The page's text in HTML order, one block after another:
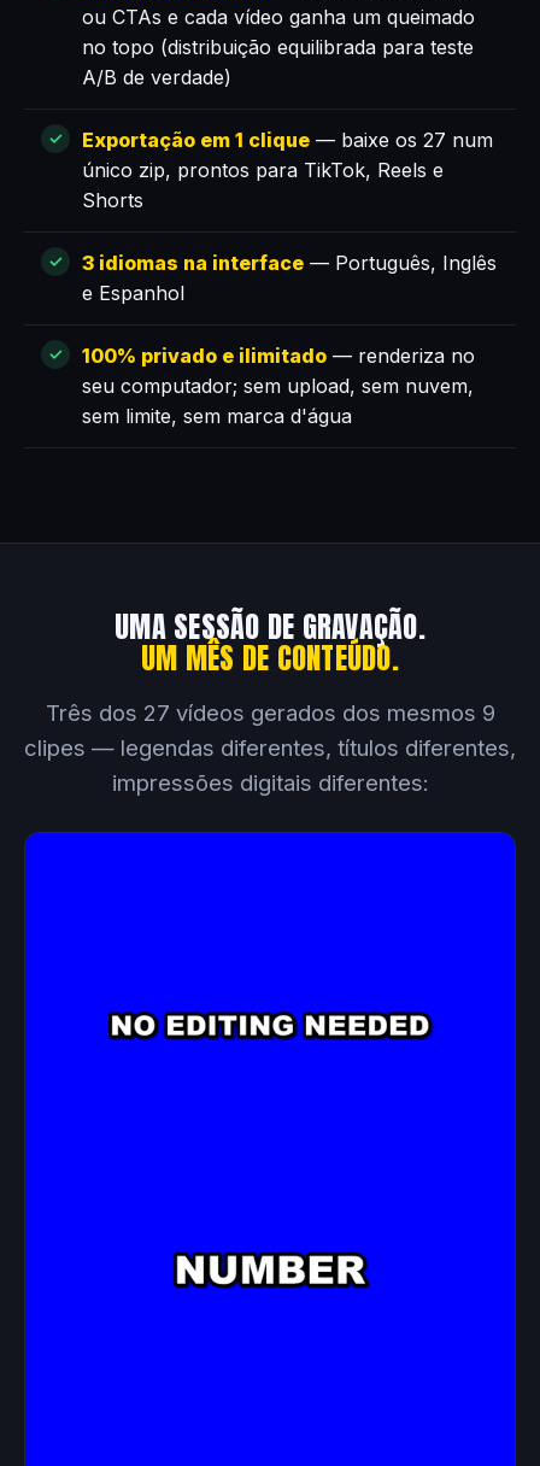
ou CTAs e cada vídeo ganha um queimado
no topo (distribuição equilibrada para teste
A/B de verdade)
Exportação em 1 clique — baixe os 27 num
único zip, prontos para TikTok, Reels e
Shorts
3 idiomas na interface — Português, Inglês
e Espanhol
100% privado e ilimitado — renderiza no
seu computador; sem upload, sem nuvem,
sem limite, sem marca d'água
UMA SESSÃO DE GRAVAÇÃO.
UM MÊS DE CONTEÚDO.
Três dos 27 vídeos gerados dos mesmos 9
clipes — legendas diferentes, títulos diferentes,
impressões digitais diferentes: